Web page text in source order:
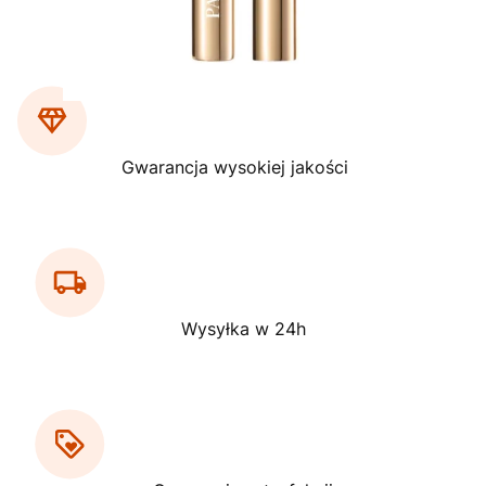
Gwarancja wysokiej jakości
Wysyłka w 24h